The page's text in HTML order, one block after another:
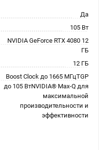
Да
105 Вт
NVIDIA GeForce RTX 4080 12
ГБ
12 ГБ
Boost Clock до 1665 МГцTGP
до 105 ВтNVIDIA® Max-Q для
максимальной
производительности и
эффективности